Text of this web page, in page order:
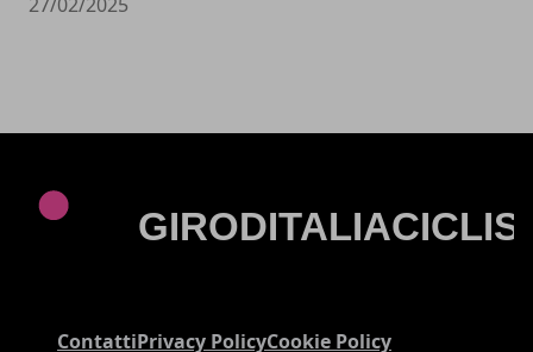
ContattiPrivacy PolicyCookie Policy